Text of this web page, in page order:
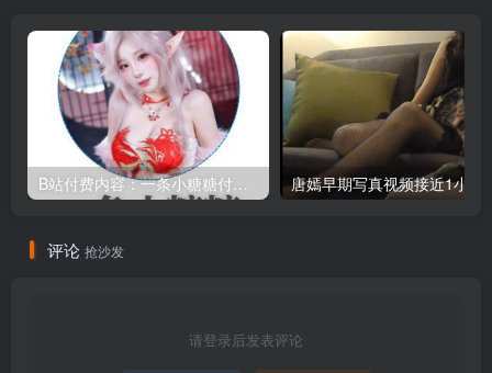
B站付费内容：一条小糖糖付费内容，舰长礼包及热.舞助眠合集
评论 抢沙发
请登录后发表评论